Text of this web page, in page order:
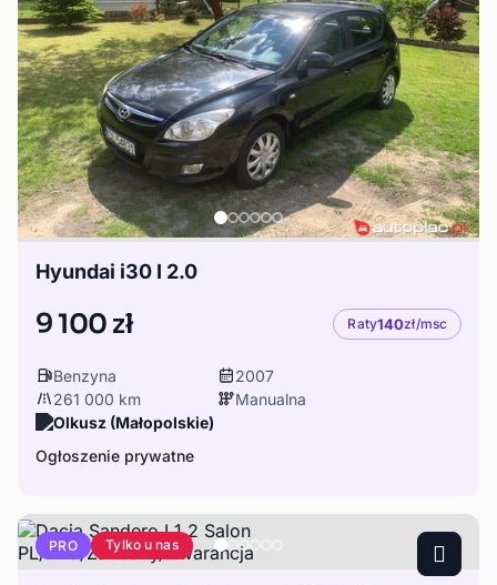
Hyundai i30 I 2.0
9 100 zł Raty140zł/msc
Benzyna
2007
261 000 km
Manualna
Olkusz (Małopolskie)
Ogłoszenie prywatne
PRO Tylko u nas